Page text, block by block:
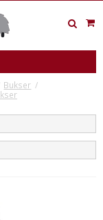
Bukser /